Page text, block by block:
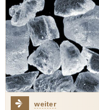
weiter